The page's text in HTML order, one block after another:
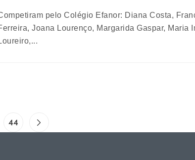
pelo Colégio Efanor: Diana Costa,
Joana Lourenço, Margarida Gaspar, Maria
44